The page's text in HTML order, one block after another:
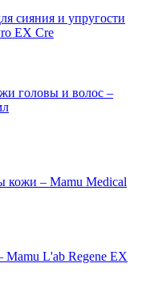
сияния и упругости
EX Cre
головы и волос –
кожи – Mamu Medical
Mamu L'ab Regene EX